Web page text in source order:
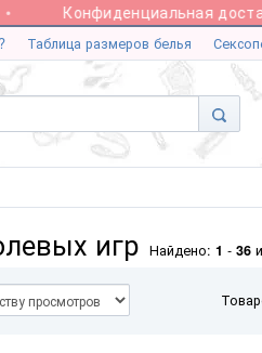
Конфиденциальная доставка
Таблица размеров белья
игр Найдено: 1 - 36